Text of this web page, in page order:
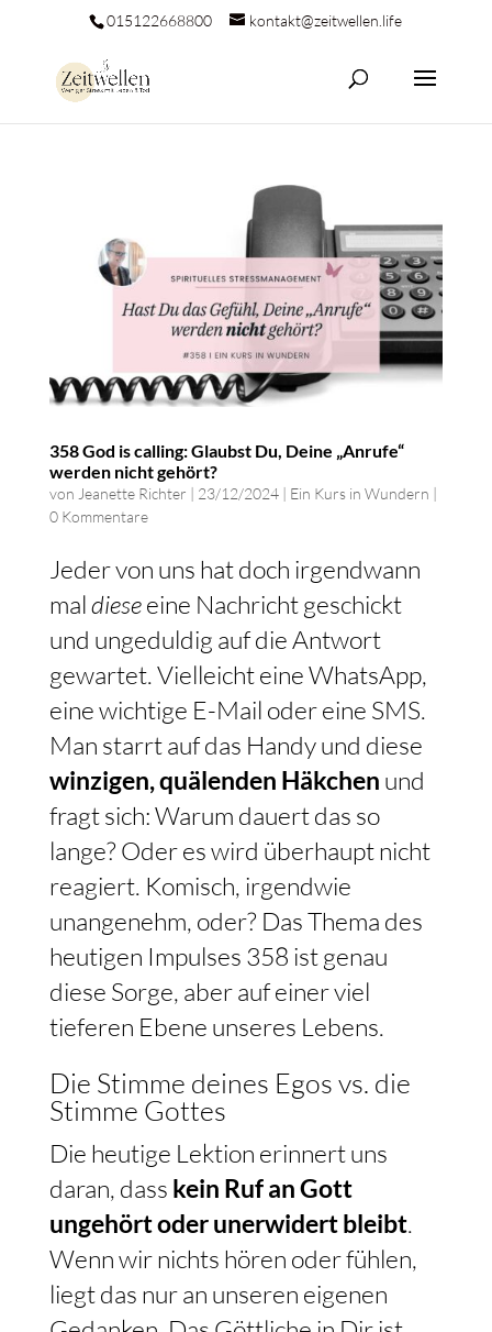
015122668800 kontakt@zeitwellen.life
358 God is calling: Glaubst Du, Deine „Anrufe“
werden nicht gehört?
von Jeanette Richter | 23/12/2024| Ein Kurs in Wundern |
0 Kommentare
Jeder von uns hat doch irgendwann
maldieseeine Nachricht geschickt
und ungeduldig auf die Antwort
gewartet. Vielleicht eine WhatsApp,
eine wichtige E-Mail oder eine SMS.
winzigen, quälenden Häkchen und
fragt sich: Warum dauert das so
lange? Oder es wird überhaupt nicht
reagiert. Komisch, irgendwie
unangenehm, oder? Das Thema des
heutigen Impulses 358 ist genau
diese Sorge, aber auf einer viel
tieferen Ebene unseres Lebens.
Die Stimme deines Egos vs. die
Stimme Gottes
Die heutige Lektion erinnert uns
daran, dass kein Ruf an Gott
ungehört oder unerwidert bleibt.
Wenn wir nichts hören oder fühlen,
liegt das nur an unseren eigenen